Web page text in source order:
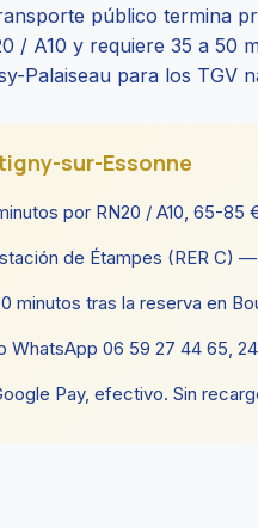
público termina
/ A10 y requiere 35 a 50
Palaiseau para los TGV
sur-Essonne
por RN20 / A10, 65-85
de Étampes (RER C)
minutos tras la reserva en
WhatsApp 06 59 27 44 65,
Pay, efectivo. Sin